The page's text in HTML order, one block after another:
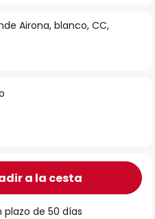
Airona, blanco, CC,
a la cesta
de 50 días